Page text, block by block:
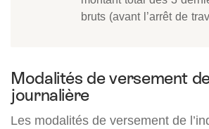
bruts (avant l’arrêt de
Modalités de versement
journalière
Les modalités de versement de